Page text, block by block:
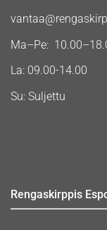
Ma–Pe:
La: 09.00-14.00
Su: Suljettu
Rengaskirppis